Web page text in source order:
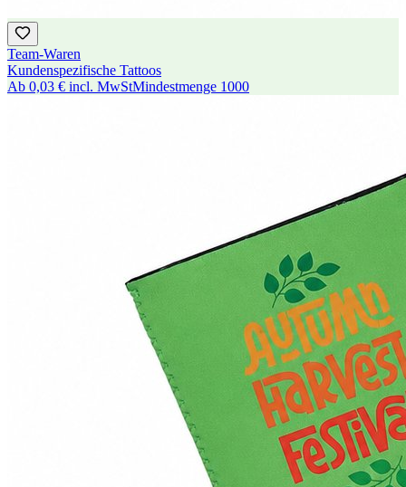
Team-Waren
Kundenspezifische Tattoos
Ab 0,03 € incl. MwStMindestmenge 1000